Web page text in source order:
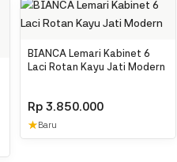
BIANCA Lemari Kabinet 6
Laci Rotan Kayu Jati Modern
Rp3.850.000
★Baru